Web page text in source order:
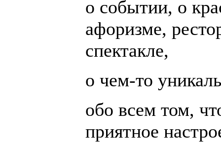
о событии, о
афоризме,
спектакле,
о чем-то
обо всем том,
приятное